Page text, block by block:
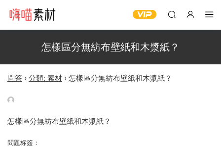
怎樣區分無紡布壁紙和木漿紙？
問答 › 分類: 素材 › 怎樣區分無紡布壁紙和木漿紙？
怎樣區分無紡布壁紙和木漿紙？
問題标簽：